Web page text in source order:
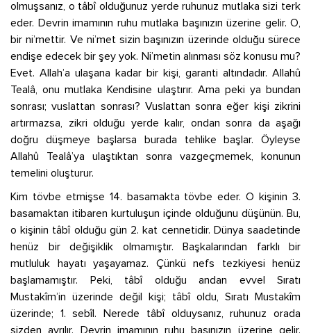
olmuşsanız, o tâbî olduğunuz yerde ruhunuz mutlaka sizi terk
eder. Devrin imamının ruhu mutlaka başınızın üzerine gelir. O,
bir ni’mettir. Ve ni’met sizin başınızın üzerinde olduğu sürece
endişe edecek bir şey yok. Ni’metin alınması söz konusu mu?
Evet. Allah’a ulaşana kadar bir kişi, garanti altındadır. Allahû
Tealâ, onu mutlaka Kendisine ulaştırır. Ama peki ya bundan
sonrası; vuslattan sonrası? Vuslattan sonra eğer kişi zikrini
artırmazsa, zikri olduğu yerde kalır, ondan sonra da aşağı
doğru düşmeye başlarsa burada tehlike başlar. Öyleyse
Allahû Tealâ’ya ulaştıktan sonra vazgeçmemek, konunun
temelini oluşturur.
Kim tövbe etmişse 14. basamakta tövbe eder. O kişinin 3.
basamaktan itibaren kurtuluşun içinde olduğunu düşünün. Bu,
o kişinin tâbî olduğu gün 2. kat cennetidir. Dünya saadetinde
henüz bir değişiklik olmamıştır. Başkalarından farklı bir
mutluluk hayatı yaşayamaz. Çünkü nefs tezkiyesi henüz
başlamamıştır. Peki, tâbî olduğu andan evvel Sıratı
Mustakîm’in üzerinde değil kişi; tâbî oldu, Sıratı Mustakîm
üzerinde; 1. sebîl. Nerede tâbî olduysanız, ruhunuz orada
sizden ayrılır. Devrin imamının ruhu başınızın üzerine gelir.